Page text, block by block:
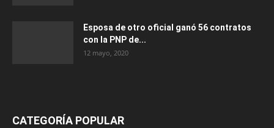
Esposa de otro oficial ganó 56 contratos
con la PNP de...
12 mayo, 2020
CATEGORÍA POPULAR